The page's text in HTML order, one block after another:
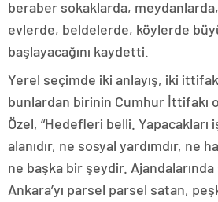
beraber sokaklarda,
evlerde, beldelerde, köylerde
başlayacağını kaydetti.
Yerel seçimde iki anlayış, iki
bunlardan birinin Cumhur İttifakı
Özel, “Hedefleri belli. Yapacakları
alanıdır, ne sosyal yardımdır, ne
ne başka bir şeydir. Ajandalarında
Ankara’yı parsel parsel satan,